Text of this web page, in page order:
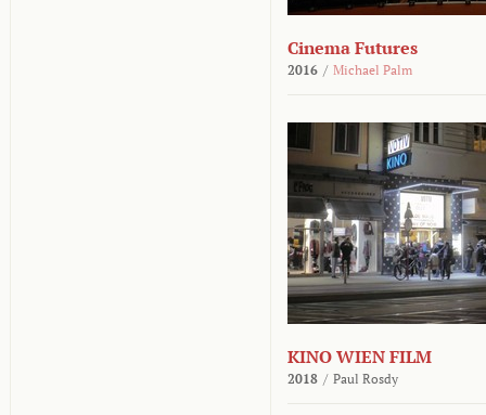
Cinema Futures
2016 / Michael Palm
KINO WIEN FILM
2018 / Paul Rosdy